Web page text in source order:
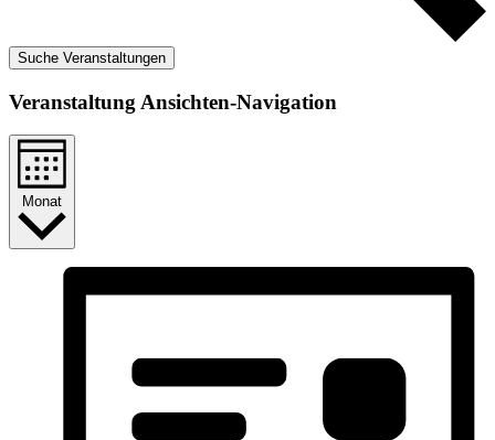
Suche Veranstaltungen
Veranstaltung Ansichten-Navigation
Monat